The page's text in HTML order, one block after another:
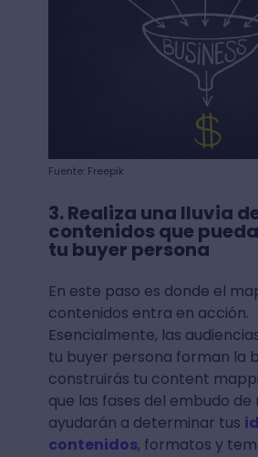
Fuente: Freepik
3. Realiza una lluvia
contenidos que
tu buyer persona
En este paso es donde el
contenidos entra en acción.
Esencialmente, las
tu buyer persona forman la
construirás tu content
que las fases del embudo
ayudarán a determinar tus
contenidos, formatos y